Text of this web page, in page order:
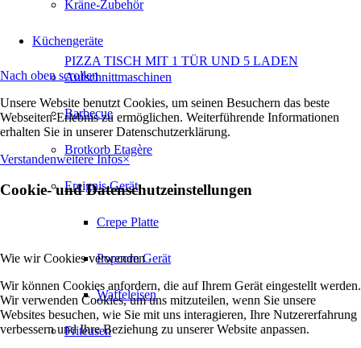
Kräne-Zubehör
Küchengeräte
Aufschnittmaschinen
Barbecue
Brotkorb Etagère
Ereignis Gerät
Crepe Platte
Popcorn Gerät
Waffeleisen
Friteusen
PIZZA TISCH MIT 1 TÜR UND 5 LADEN
Nach oben scrollen
Unsere Website benutzt Cookies, um seinen Besuchern das beste
Webseiten-Erlebnis zu ermöglichen. Weiterführende Informationen
erhalten Sie in unserer Datenschutzerklärung.
Verstandenweitere Infos×
Cookie- und Datenschutzeinstellungen
Wie wir Cookies verwenden
Wir können Cookies anfordern, die auf Ihrem Gerät eingestellt werden.
Wir verwenden Cookies, um uns mitzuteilen, wenn Sie unsere
Websites besuchen, wie Sie mit uns interagieren, Ihre Nutzererfahrung
verbessern und Ihre Beziehung zu unserer Website anpassen.